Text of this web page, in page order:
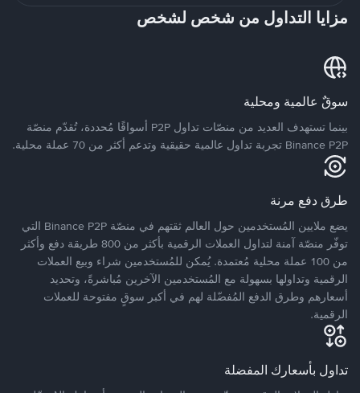
مزايا التداول من شخص لشخص
سوقٌ عالمية ومحلية
بينما تستهدف العديد من منصّات تداول P2P أسواقًا مُحددة، تُقدّم منصّة
Binance P2P تجربة تداول عالمية حقيقية وتدعم أكثر من 70 عملة محلية.
طرق دفع مرنة
يضع ملايين المُستخدمين حول العالم ثقتهم في منصّة Binance P2P التي
توفّر منصّة آمنة لتداول العملات الرقمية بأكثر من 800 طريقة دفع وأكثر
من 100 عملة محلية مُعتمدة. يُمكن للمُستخدمين شراء وبيع العملات
الرقمية وتداولها بسهولة مع المُستخدمين الآخرين مُباشرةً، وتحديد
أسعارهم وطرق الدفع المُفضّلة لهم في أكبر سوقٍ مفتوحة للعملات
الرقمية.
تداول بأسعارك المفضلة